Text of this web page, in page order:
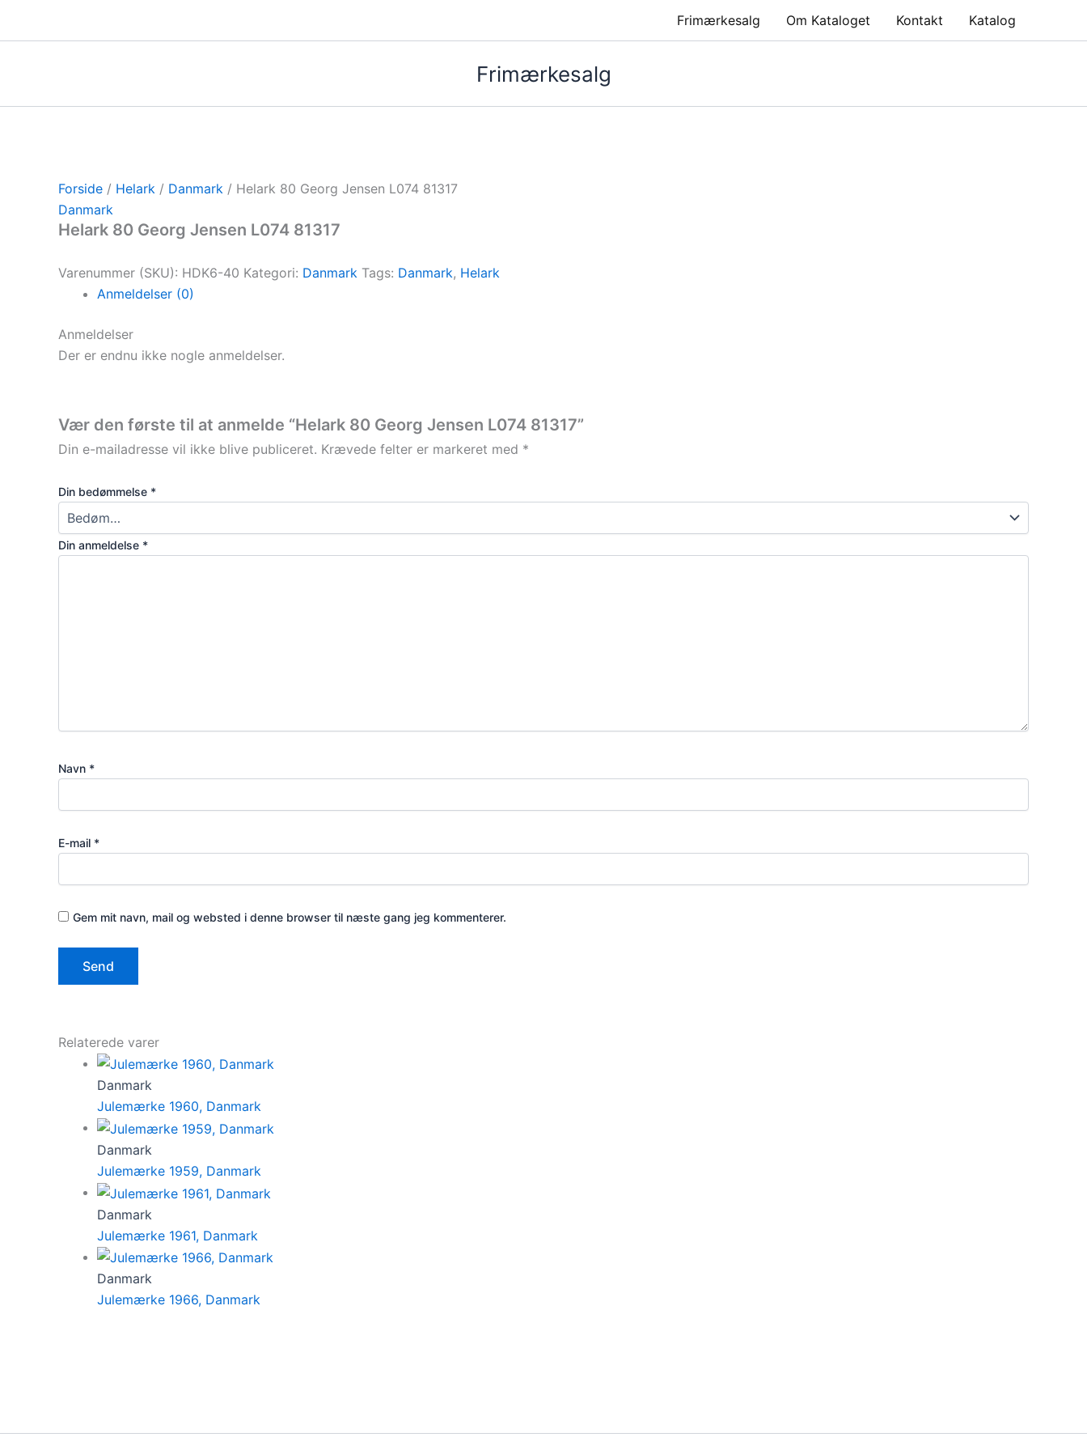
Frimærkesalg Om Kataloget Kontakt Katalog
Frimærkesalg
Forside / Helark / Danmark / Helark 80 Georg Jensen L074 81317
Danmark
Helark 80 Georg Jensen L074 81317
Varenummer (SKU): HDK6-40 Kategori: Danmark Tags: Danmark, Helark
Anmeldelser (0)
Anmeldelser
Der er endnu ikke nogle anmeldelser.
Vær den første til at anmelde “Helark 80 Georg Jensen L074 81317”
Din e-mailadresse vil ikke blive publiceret. Krævede felter er markeret med *
Din bedømmelse *
Din anmeldelse *
Navn *
E-mail *
Gem mit navn, mail og websted i denne browser til næste gang jeg kommenterer.
Relaterede varer
Danmark
Julemærke 1960, Danmark
Danmark
Julemærke 1959, Danmark
Danmark
Julemærke 1961, Danmark
Danmark
Julemærke 1966, Danmark